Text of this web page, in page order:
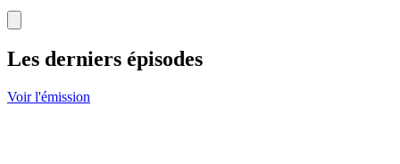
Les derniers épisodes
Voir l'émission